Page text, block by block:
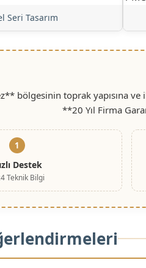
Seri Tasarım
bölgesinin toprak yapısına
**20 Yıl Firma
1
Destek
Teknik Bilgi